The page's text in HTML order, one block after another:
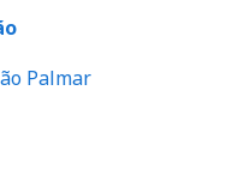
Palmar